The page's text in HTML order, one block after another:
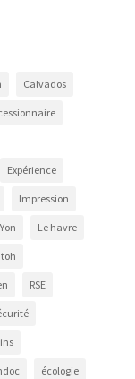
Calvados
Expérience
Impression
Le havre
RSE
écologie